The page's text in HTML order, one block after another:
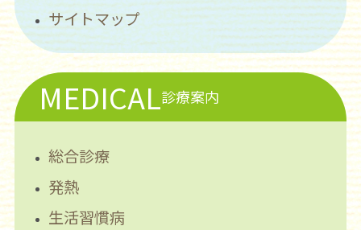
サイトマップ
MEDICAL診療案内
総合診療
発熱
生活習慣病